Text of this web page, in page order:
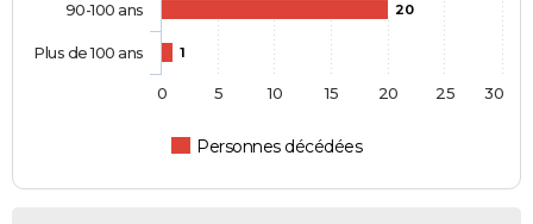
20
1
Personnes décédées
90-100 ans
Plus de 100 ans
0 5 10 15 20 25 30